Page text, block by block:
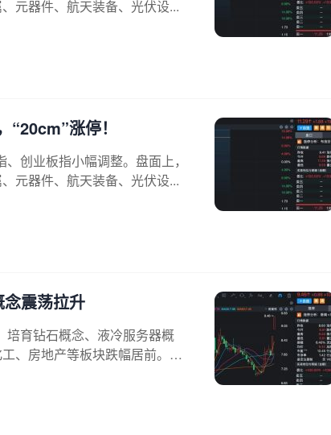
元器件、航天装备、光伏设...
涨停！
创业板指小幅调整。盘面上，
元器件、航天装备、光伏设...
震荡拉升
育钻石概念、液冷服务器概
、房地产等板块跌幅居前。